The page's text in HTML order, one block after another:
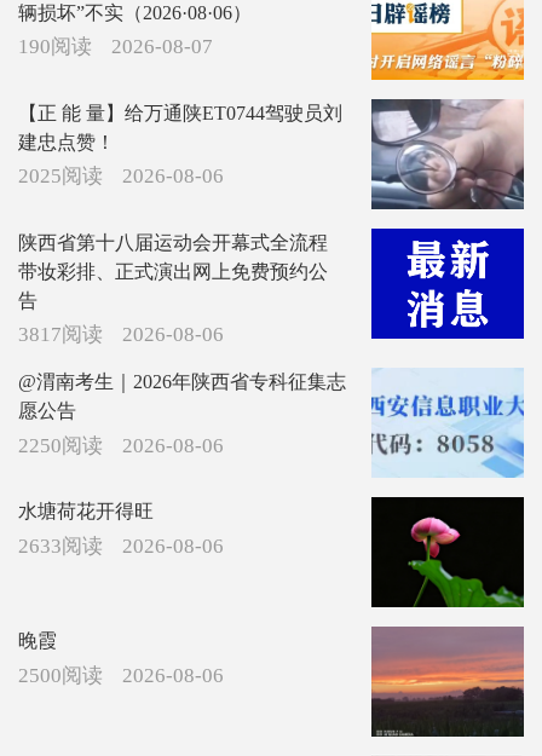
辆损坏”不实（2026·08·06）
190阅读 2026-08-07
【正 能 量】给万通陕ET0744驾驶员刘
建忠点赞！
2025阅读 2026-08-06
陕西省第十八届运动会开幕式全流程
带妆彩排、正式演出网上免费预约公
告
3817阅读 2026-08-06
@渭南考生｜2026年陕西省专科征集志
愿公告
2250阅读 2026-08-06
水塘荷花开得旺
2633阅读 2026-08-06
晚霞
2500阅读 2026-08-06